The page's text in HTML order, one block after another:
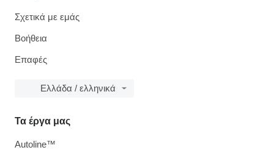
Σχετικά με εμάς
Βοήθεια
Επαφές
Ελλάδα / ελληνικά
Τα έργα μας
Autoline™